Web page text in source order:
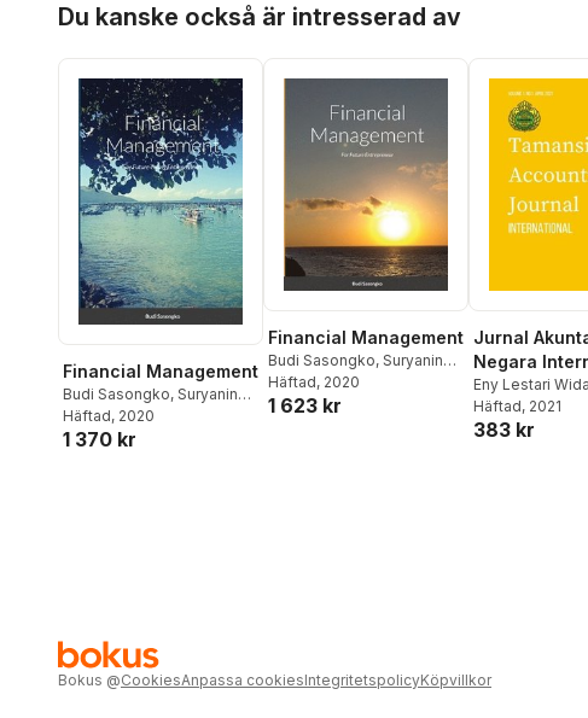
Du kanske också är intresserad av
Financial Management
Budi Sasongko, Suryaning
Bawono
Häftad, 2020
1 370 kr
Financial Management
Budi Sasongko, Suryaning
Bawono
Häftad, 2020
1 623 kr
Jurnal
Negara
Eny Lestari
Sasongko,
Bawono
Häftad, 2021
383 kr
Bokus @CookiesAnpassa cookiesIntegritetspolicyKöpvillkor